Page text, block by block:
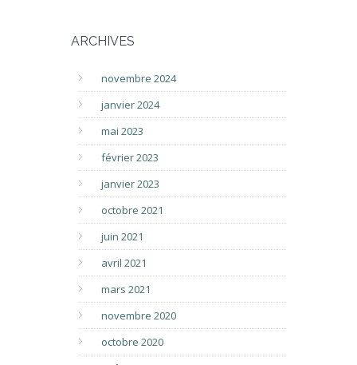
ARCHIVES
novembre 2024
janvier 2024
mai 2023
février 2023
janvier 2023
octobre 2021
juin 2021
avril 2021
mars 2021
novembre 2020
octobre 2020